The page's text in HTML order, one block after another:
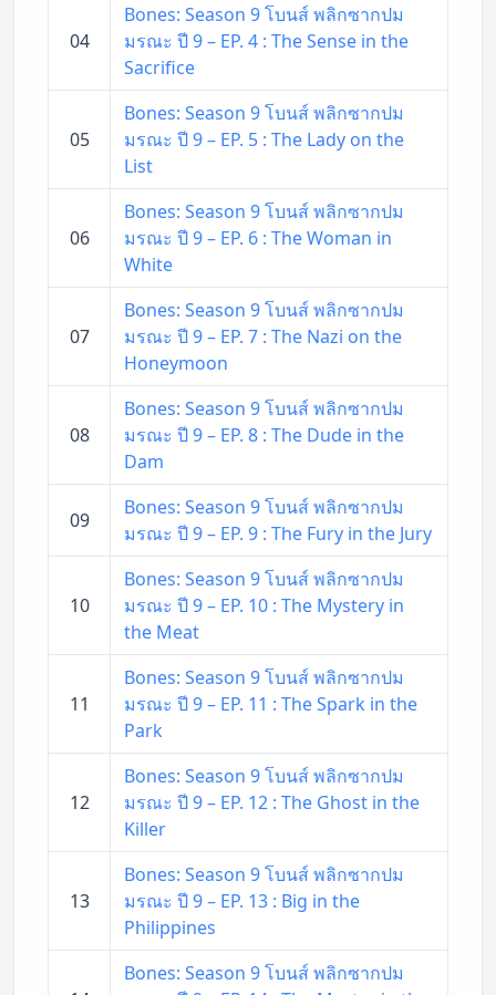
04
Bones: Season 9 โบนส์ พลิกซากปม
มรณะ ปี 9 – EP. 4 : The Sense in the
Sacrifice
05
Bones: Season 9 โบนส์ พลิกซากปม
มรณะ ปี 9 – EP. 5 : The Lady on the
List
06
Bones: Season 9 โบนส์ พลิกซากปม
มรณะ ปี 9 – EP. 6 : The Woman in
White
07
Bones: Season 9 โบนส์ พลิกซากปม
มรณะ ปี 9 – EP. 7 : The Nazi on the
Honeymoon
08
Bones: Season 9 โบนส์ พลิกซากปม
มรณะ ปี 9 – EP. 8 : The Dude in the
Dam
09
Bones: Season 9 โบนส์ พลิกซากปม
มรณะ ปี 9 – EP. 9 : The Fury in the Jury
10
Bones: Season 9 โบนส์ พลิกซากปม
มรณะ ปี 9 – EP. 10 : The Mystery in
the Meat
11
Bones: Season 9 โบนส์ พลิกซากปม
มรณะ ปี 9 – EP. 11 : The Spark in the
Park
12
Bones: Season 9 โบนส์ พลิกซากปม
มรณะ ปี 9 – EP. 12 : The Ghost in the
Killer
13
Bones: Season 9 โบนส์ พลิกซากปม
มรณะ ปี 9 – EP. 13 : Big in the
Philippines
Bones: Season 9 โบนส์ พลิกซากปม